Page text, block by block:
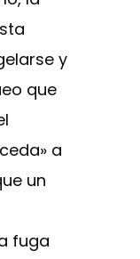
y
que
a
un
fuga